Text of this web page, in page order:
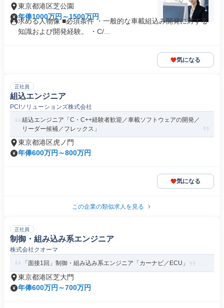
東京都港区芝公園
年俸1000万円～1500万円
求める人物像 ■必須条件 ・一般的な車載組込み開発に対する
知識および開発経験。 ・C/...
気になる
正社員
組込エンジニア
PCIソリューションズ株式会社
組込エンジニア「C・C++経験者歓迎／車載ソフトウェアの開発／
リーダー候補／フレックス」
東京都港区虎ノ門
年俸600万円～800万円
気になる
この企業の類似求人を見る
正社員
制御・組み込み系エンジニア
株式会社クオーマ
「面接1回」制御・組み込み系エンジニア「カーナビ／ECU」
東京都港区芝大門
年俸600万円～700万円